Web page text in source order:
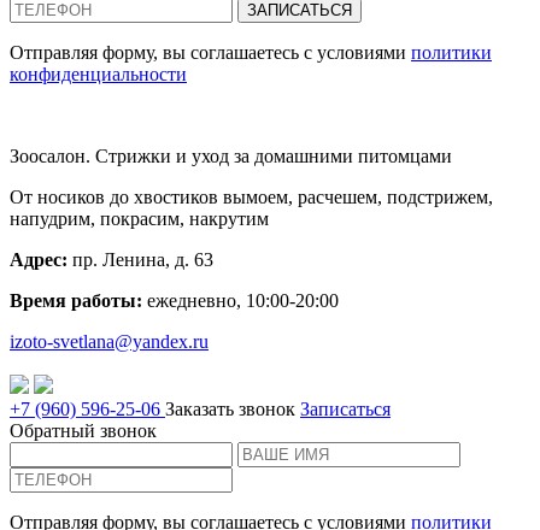
Отправляя форму, вы соглашаетесь с условиями политики
конфиденциальности
Зоосалон. Стрижки и уход за домашними питомцами
От носиков до хвостиков вымоем, расчешем, подстрижем,
напудрим, покрасим, накрутим
Адрес: пр. Ленина, д. 63
Время работы: ежедневно, 10:00-20:00
izoto-svetlana@yandex.ru
+7 (960) 596-25-06 Заказать звонок Записаться
Обратный звонок
Отправляя форму, вы соглашаетесь с условиями политики